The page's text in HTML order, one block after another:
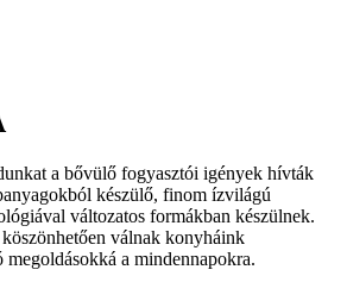
a bővülő fogyasztói igények hívták
készülő, finom ízvilágú
változatos formákban készülnek.
válnak konyháink
megoldásokká a mindennapokra.